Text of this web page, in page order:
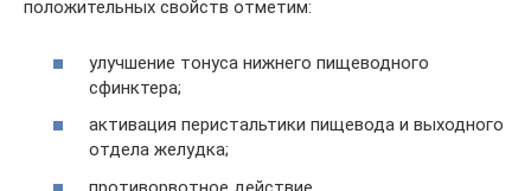
положительных свойств отметим:
улучшение тонуса нижнего пищеводного
сфинктера;
активация перистальтики пищевода и выходного
отдела желудка;